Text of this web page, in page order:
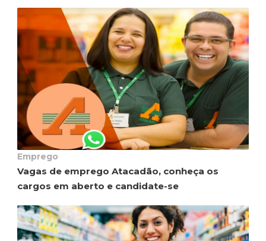
Emprego
Vagas de emprego Atacadão, conheça os
cargos em aberto e candidate-se